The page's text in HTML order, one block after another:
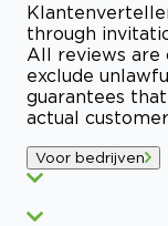
through
All reviews are
exclude
guarantees
actual
Voor bedrijven